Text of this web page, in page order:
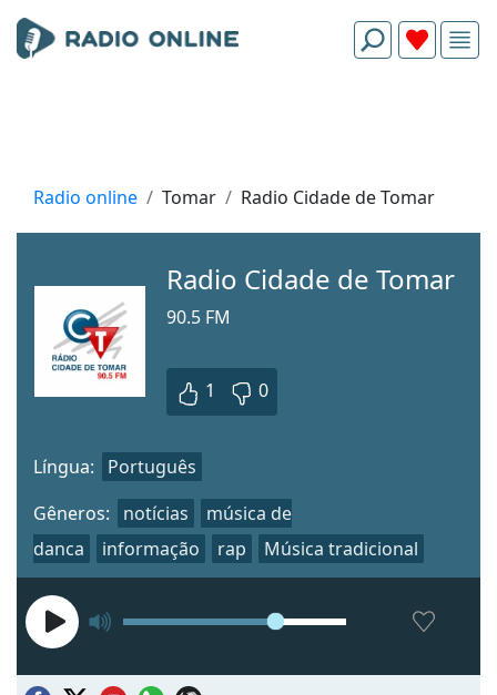
Radio online Tomar Radio Cidade de Tomar
Radio Cidade de Tomar
90.5 FM
1 0
Gêneros: notícias
música de
danca
informação rap Música tradicional
Língua: Português